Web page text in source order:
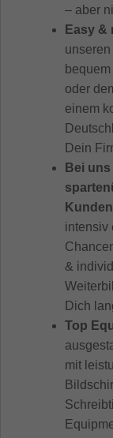
– aber
Easy &
oder
einem
Dein
Bei uns
intensiv
&
Dich
Top
mit